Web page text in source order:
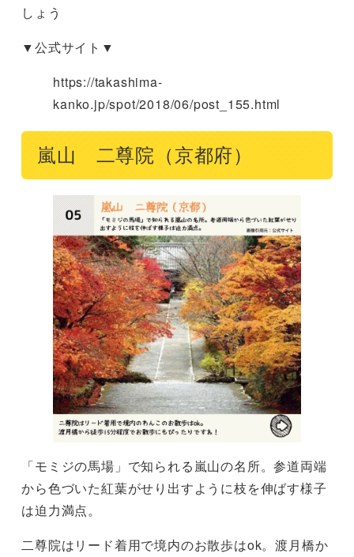
しょう
▼公式サイト▼
https://takashima-
kanko.jp/spot/2018/06/post_155.html
嵐山 二尊院（京都府）
「モミジの馬場」で知られる嵐山の名所。参道両端
から色づいた紅葉がせり出すように枝を伸ばす様子
は迫力満点。
二尊院はリード着用で境内のお散歩はok。渡月橋か